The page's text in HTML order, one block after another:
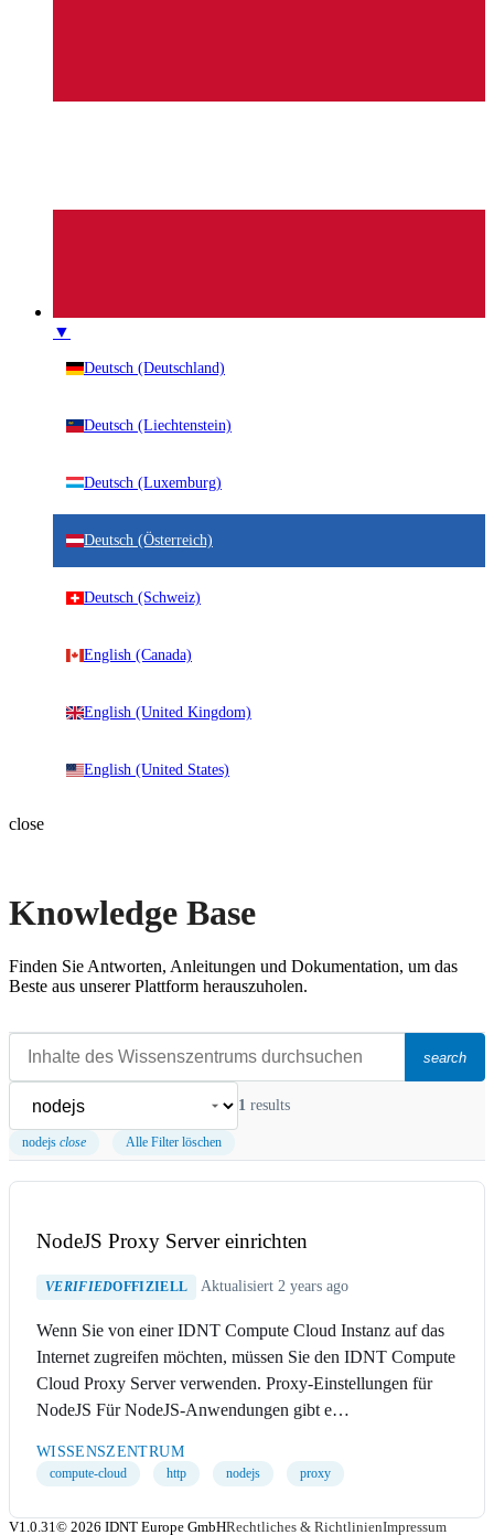
▼
Deutsch (Deutschland)
Deutsch (Liechtenstein)
Deutsch (Luxemburg)
Deutsch (Österreich)
Deutsch (Schweiz)
English (Canada)
English (United Kingdom)
English (United States)
close
Knowledge Base
Finden Sie Antworten, Anleitungen und Dokumentation, um das
Beste aus unserer Plattform herauszuholen.
search
1 results
nodejs close Alle Filter löschen
NodeJS Proxy Server einrichten
VERIFIEDOFFIZIELL Aktualisiert 2 years ago
Wenn Sie von einer IDNT Compute Cloud Instanz auf das
Internet zugreifen möchten, müssen Sie den IDNT Compute
Cloud Proxy Server verwenden. Proxy-Einstellungen für
NodeJS Für NodeJS-Anwendungen gibt e…
WISSENSZENTRUM
compute-cloud http nodejs proxy
V1.0.31 © 2026 IDNT Europe GmbHRechtliches & RichtlinienImpressum